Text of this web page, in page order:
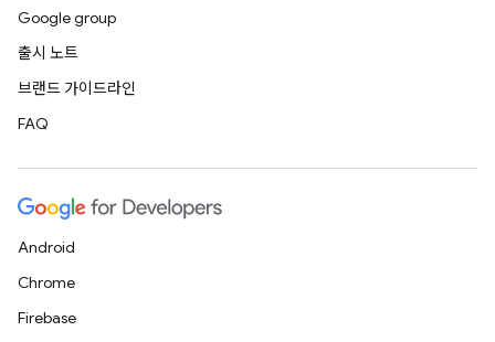
Google group
출시 노트
브랜드 가이드라인
FAQ
Android
Chrome
Firebase